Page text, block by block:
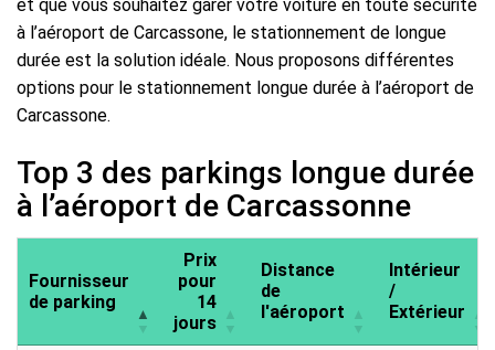
et que vous souhaitez garer votre voiture en toute sécurité
à l’aéroport de Carcassone, le stationnement de longue
durée est la solution idéale. Nous proposons différentes
options pour le stationnement longue durée à l’aéroport de
Carcassone.
Top 3 des parkings longue durée
à l’aéroport de Carcassonne
Fournisseur
de parking
Prix
pour
14
jours
Distance
de
l'aéroport
Intérieur
/
Extérieur